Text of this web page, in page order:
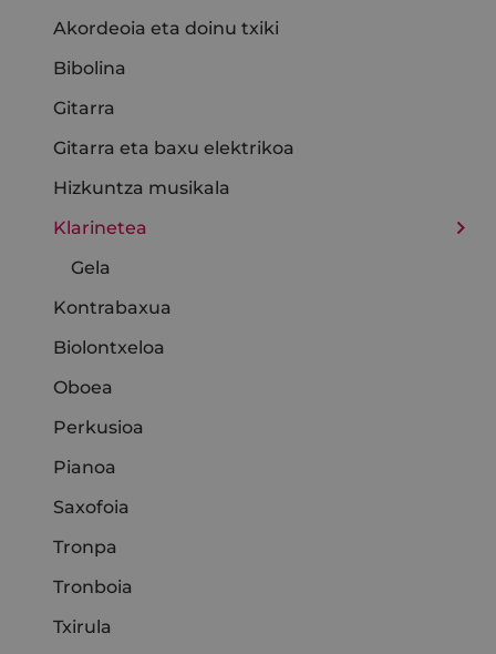
Akordeoia eta doinu txiki
Bibolina
Gitarra
Gitarra eta baxu elektrikoa
Hizkuntza musikala
Klarinetea
Gela
Kontrabaxua
Biolontxeloa
Oboea
Perkusioa
Pianoa
Saxofoia
Tronpa
Tronboia
Txirula